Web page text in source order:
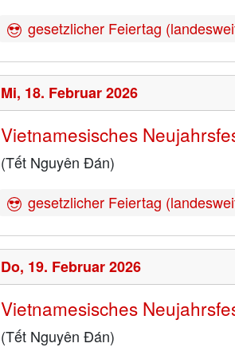
gesetzlicher Feiertag
Mi, 18. Februar 2026
Vietnamesisches
(Tết Nguyên Đán)
gesetzlicher Feiertag
Do, 19. Februar 2026
Vietnamesisches
(Tết Nguyên Đán)